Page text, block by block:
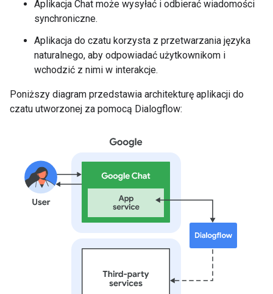
Aplikacja Chat może wysyłać i odbierać wiadomości
synchroniczne.
Aplikacja do czatu korzysta z przetwarzania języka
naturalnego, aby odpowiadać użytkownikom i
wchodzić z nimi w interakcje.
Poniższy diagram przedstawia architekturę aplikacji do
czatu utworzonej za pomocą Dialogflow: